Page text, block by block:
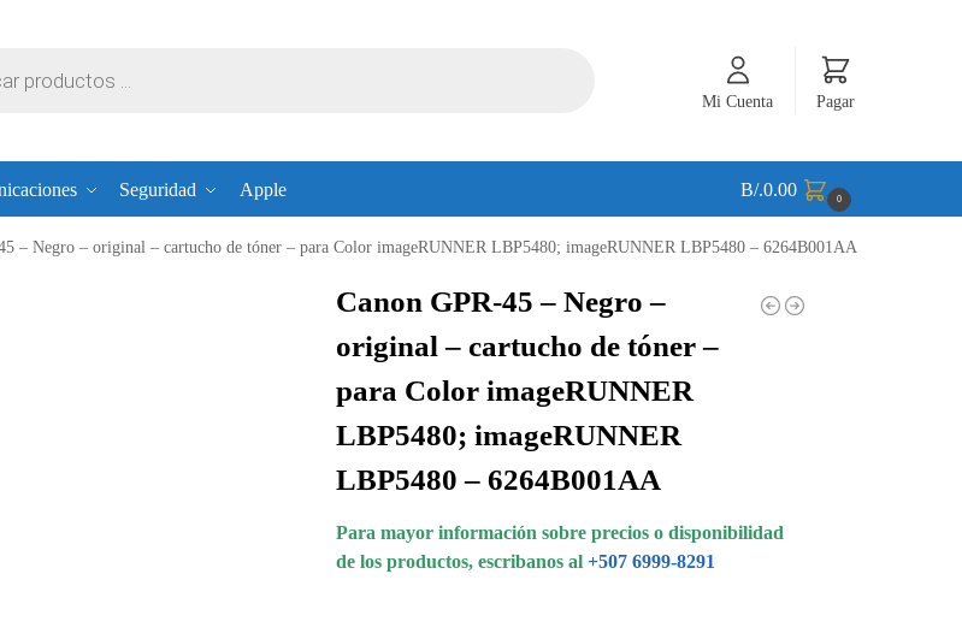
Mi Cuenta Pagar
Seguridad Apple B/.0.00 0
– Negro – original – cartucho de tóner – para Color imageRUNNER LBP5480; imageRUNNER LBP5480 – 6264B001AA
Canon GPR-45 – Negro –
original – cartucho de tóner –
para Color imageRUNNER
LBP5480; imageRUNNER
LBP5480 – 6264B001AA
Para mayor información sobre precios o disponibilidad
de los productos, escribanos al +507 6999-8291